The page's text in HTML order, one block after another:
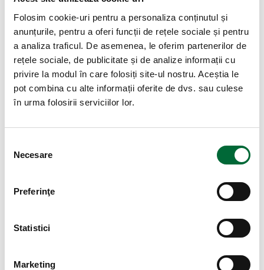
Folosim cookie-uri pentru a personaliza conținutul și
anunțurile, pentru a oferi funcții de rețele sociale și pentru
a analiza traficul. De asemenea, le oferim partenerilor de
rețele sociale, de publicitate și de analize informații cu
privire la modul în care folosiți site-ul nostru. Aceștia le
pot combina cu alte informații oferite de dvs. sau culese
în urma folosirii serviciilor lor.
Necesare
Preferinţe
Statistici
Marketing
Cod verificare